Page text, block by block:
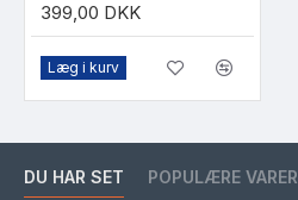
399,00 DKK
Læg i kurv
DU HAR SET POPULÆRE VARER